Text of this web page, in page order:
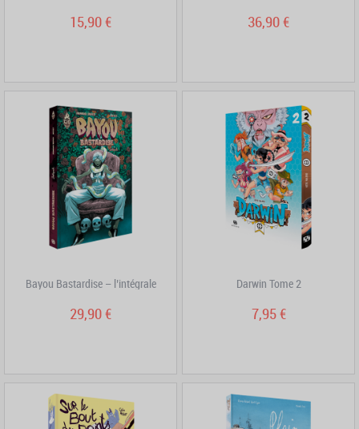
15,90 € 36,90 €
Bayou Bastardise – l’intégrale
29,90 €
Darwin Tome 2
7,95 €